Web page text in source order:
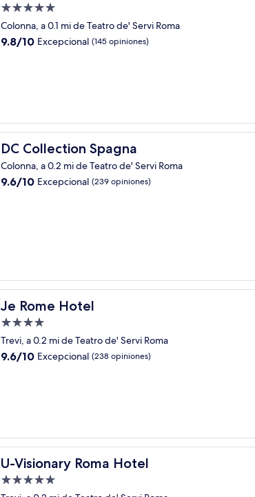
Propiedad
de
5.0
Colonna, a 0.1 mi de Teatro de' Servi Roma
9.8
9.8/10 Excepcional (145 opiniones)
DC Collection Spagna
DC Collection Spagna
Colonna, a 0.2 mi de Teatro de' Servi Roma
9.6
9.6/10 Excepcional (239 opiniones)
Je Rome Hotel
Je Rome Hotel
Propiedad
de
4.0
Trevi, a 0.2 mi de Teatro de' Servi Roma
9.6
9.6/10 Excepcional (238 opiniones)
U-Visionary Roma Hotel
U-Visionary Roma Hotel
Propiedad